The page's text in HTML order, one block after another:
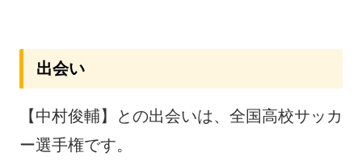
出会い
【中村俊輔】との出会いは、全国高校サッカ
ー選手権です。